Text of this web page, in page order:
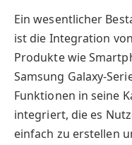
Ein wesentlicher
ist die Integration
Produkte wie
Samsung Galaxy-
Funktionen in seine
integriert, die es
einfach zu erstellen